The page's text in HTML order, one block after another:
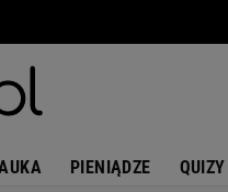
PIENIĄDZE QUIZY